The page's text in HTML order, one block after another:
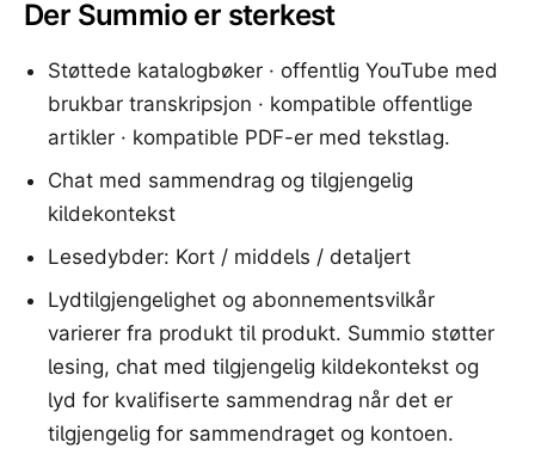
Der Summio er sterkest
Støttede katalogbøker · offentlig YouTube med
brukbar transkripsjon · kompatible offentlige
artikler · kompatible PDF-er med tekstlag.
Chat med sammendrag og tilgjengelig
kildekontekst
Lesedybder: Kort / middels / detaljert
Lydtilgjengelighet og abonnementsvilkår
varierer fra produkt til produkt. Summio støtter
lesing, chat med tilgjengelig kildekontekst og
lyd for kvalifiserte sammendrag når det er
tilgjengelig for sammendraget og kontoen.